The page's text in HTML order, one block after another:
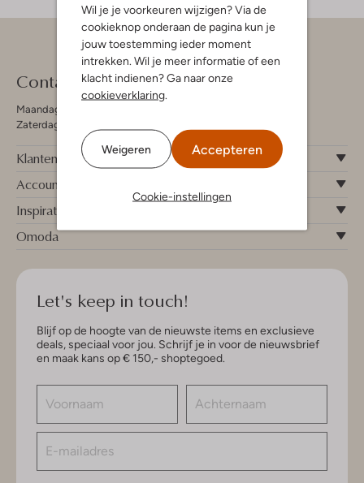
Wil je je voorkeuren wijzigen? Via de
cookieknop onderaan de pagina kun je
jouw toestemming ieder moment
intrekken. Wil je meer informatie of een
klacht indienen? Ga naar onze
cookieverklaring.
Weigeren Accepteren
Cookie-instellingen
Contact
Maandag - Vrijdag 09:00 - 19:00 uur
Zaterdag 09:00 - 17:00 uur
Klantenservice
Account
Inspiratie
Omoda
Let's keep in touch!
Blijf op de hoogte van de nieuwste items en exclusieve
deals, speciaal voor jou. Schrijf je in voor de nieuwsbrief
en maak kans op € 150,- shoptegoed.